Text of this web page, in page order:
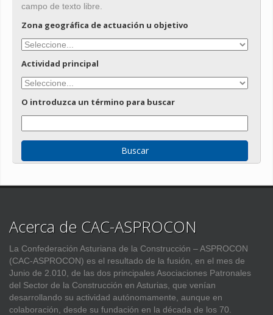
campo de texto libre.
Zona geográfica de actuación u objetivo
Actividad principal
O introduzca un término para buscar
Acerca de CAC-ASPROCON
La Confederación Asturiana de la Construcción – ASPROCON
(CAC-ASPROCON) es el resultado de la fusión, en el mes de
Junio de 2.010, de las dos principales Asociaciones Patronales
del Sector de la Construcción en Asturias, que venían
desarrollando su actividad autónomamente, aunque en
colaboración, desde su fundación en la década de los 70.